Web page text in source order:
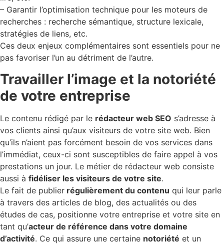
– Garantir l’optimisation technique pour les moteurs de
recherches : recherche sémantique, structure lexicale,
stratégies de liens, etc.
Ces deux enjeux complémentaires sont essentiels pour ne
pas favoriser l’un au détriment de l’autre.
Travailler l’image et la notoriété
de votre entreprise
Le contenu rédigé par le rédacteur web SEO s’adresse à
vos clients ainsi qu’aux visiteurs de votre site web. Bien
qu’ils n’aient pas forcément besoin de vos services dans
l’immédiat, ceux-ci sont susceptibles de faire appel à vos
prestations un jour. Le métier de rédacteur web consiste
aussi à fidéliser les visiteurs de votre site.
Le fait de publier régulièrement du contenu qui leur parle
à travers des articles de blog, des actualités ou des
études de cas, positionne votre entreprise et votre site en
tant qu’acteur de référence dans votre domaine
d’activité. Ce qui assure une certaine notoriété et un